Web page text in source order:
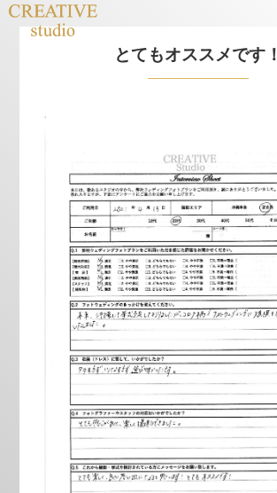
とてもオススメです！